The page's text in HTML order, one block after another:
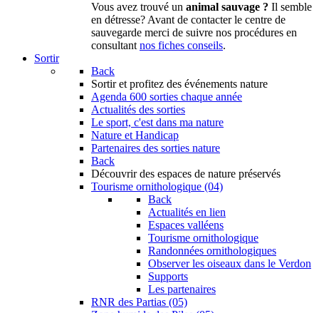
Vous avez trouvé un animal sauvage ? Il semble
en détresse? Avant de contacter le centre de
sauvegarde merci de suivre nos procédures en
consultant nos fiches conseils.
Sortir
Back
Sortir et profitez des événements nature
Agenda 600 sorties chaque année
Actualités des sorties
Le sport, c'est dans ma nature
Nature et Handicap
Partenaires des sorties nature
Back
Découvrir des espaces de nature préservés
Tourisme ornithologique (04)
Back
Actualités en lien
Espaces valléens
Tourisme ornithologique
Randonnées ornithologiques
Observer les oiseaux dans le Verdon
Supports
Les partenaires
RNR des Partias (05)